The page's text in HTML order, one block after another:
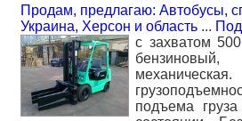
Продам, предлагаю: Автобусы,
Украина, Херсон и область ...
с захватом
подъема